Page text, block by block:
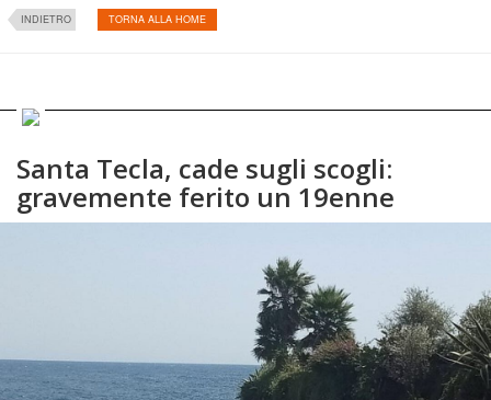
INDIETRO TORNA ALLA HOME
Santa Tecla, cade sugli scogli:
gravemente ferito un 19enne